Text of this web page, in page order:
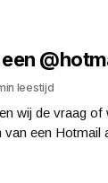
leestijd
wij de vraag of
een Hotmail